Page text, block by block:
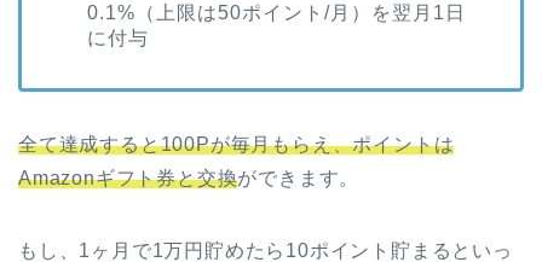
0.1%（上限は50ポイント/月）を翌月1日
に付与
全て達成すると100Pが毎月もらえ、ポイントは
Amazonギフト券と交換ができます。
もし、1ヶ月で1万円貯めたら10ポイント貯まるといっ